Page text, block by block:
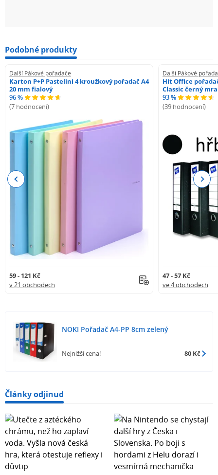
Podobné produkty
Další Pákové pořadače
Karton P+P Pastelini 4 kroužkový pořadač A4
20 mm fialový
96 %
(7 hodnocení)
59 - 121 Kč
v 21 obchodech
Další Pákové
Hit Office
Classic černý
93 %
(39 hodnocení)
47 - 57 Kč
ve 4 obchodech
Previous Next
NOKI Pořadač A4-PP 8cm zelený
Nejnižší cena! 80 Kč
Články odjinud